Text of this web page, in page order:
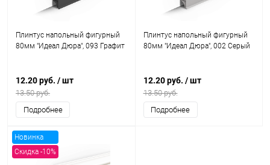
Плинтус напольный фигурный
80мм "Идеал Дюра", 093 Графит
12.20 руб. / шт
13.50 руб.
Подробнее
Плинтус напольный фигурный
80мм "Идеал Дюра", 002 Серый
12.20 руб. / шт
13.50 руб.
Подробнее
Новинка
Скидка -10%